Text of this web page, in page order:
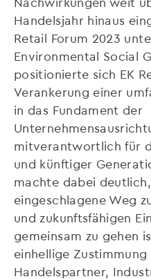
Handelsjahr hinaus
Retail Forum 2023
Environmental Social
positionierte sich EK
Verankerung einer
in das Fundament der
mitverantwortlich für
und künftiger
machte dabei
eingeschlagene Weg
und zukunftsfähigen
gemeinsam zu gehen
einhellige
Handelspartner,